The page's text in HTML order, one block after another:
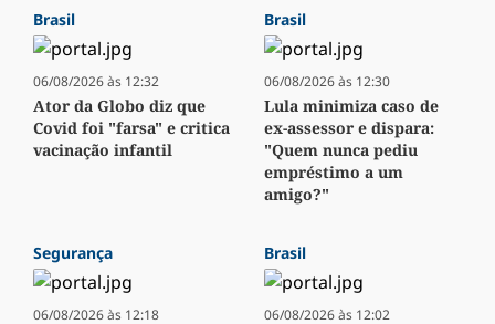
Brasil
06/08/2026 às 12:32
Ator da Globo diz que
Covid foi "farsa" e critica
vacinação infantil
Brasil
06/08/2026 às 12:30
Lula minimiza caso de
ex-assessor e dispara:
"Quem nunca pediu
empréstimo a um
amigo?"
Segurança
06/08/2026 às 12:18
Brasil
06/08/2026 às 12:02